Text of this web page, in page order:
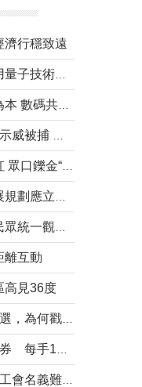
濟行穩致遠
互動
見36度